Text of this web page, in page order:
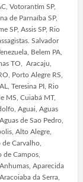
Votorantim SP,
de Parnaíba SP,
SP, Assis SP, Rio
Salvador
Belem PA,
TO, Aracaju,
Porto Alegre RS,
Teresina PI, Rio
MS, Cuiabá MT,
Aguai, Aguas
de Sao Pedro,
Alto Alegre,
Carvalho,
Campos,
Aparecida
da Serra,